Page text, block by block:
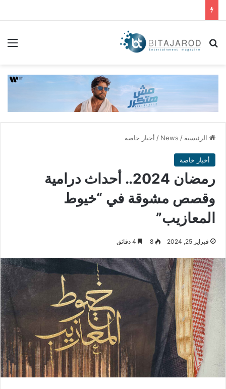
بحث عن
الرئيسية /
News
/ أخبار خاصة
أخبار خاصة
رمضان 2024.. أحداث درامية
وقصص مشوقة في “خيوط
المعازيب”
فبراير 25, 2024 8